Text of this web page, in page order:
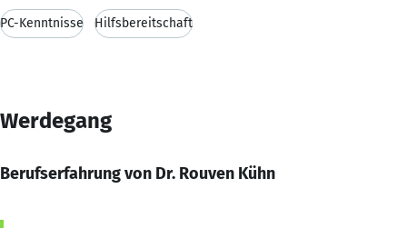
PC-Kenntnisse Hilfsbereitschaft
Werdegang
Berufserfahrung von Dr. Rouven Kühn